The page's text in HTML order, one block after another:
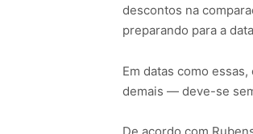
descontos na
preparando para a
Em datas como
demais — deve-se